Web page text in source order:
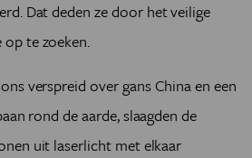
Dat deden ze door het veilige
te zoeken.
verspreid over gans China en een
rond de aarde, slaagden de
uit laserlicht met elkaar